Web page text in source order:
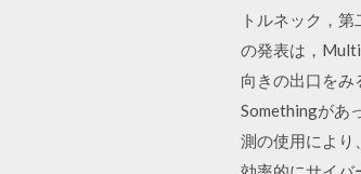
トルネック，
の発表は，
向きの出口を
Somethingがあ
測の使用により